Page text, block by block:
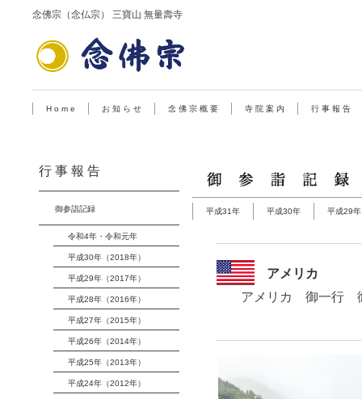
念佛宗（念仏宗） 三寶山 無量壽寺
H o m e お 知 ら せ 念 佛 宗 概 要 寺 院 案 内 行 事 報 告
平成31年 平成30年 平成29年
アメリカ
アメリカ 御一行
行 事 報 告
御参詣記録
令和4年・令和元年
平成30年（2018年）
平成29年（2017年）
平成28年（2016年）
平成27年（2015年）
平成26年（2014年）
平成25年（2013年）
平成24年（2012年）